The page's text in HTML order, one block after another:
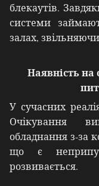
блекаутів.
системи
залах,
Наявність на
У сучасних
Очікування
обладнання з-за
що є
розвивається.